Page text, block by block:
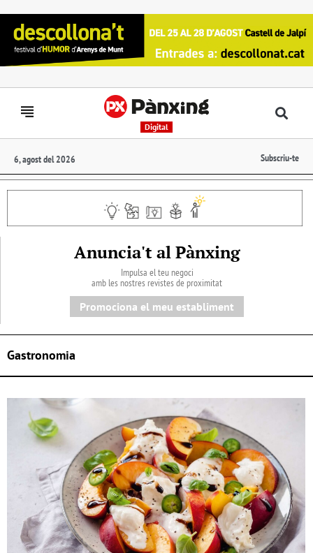
Digital
6, agost del 2026 Subscriu-te
Anuncia't al Pànxing
Impulsa el teu negoci
amb les nostres revistes de proximitat
Promociona el meu establiment
Gastronomia